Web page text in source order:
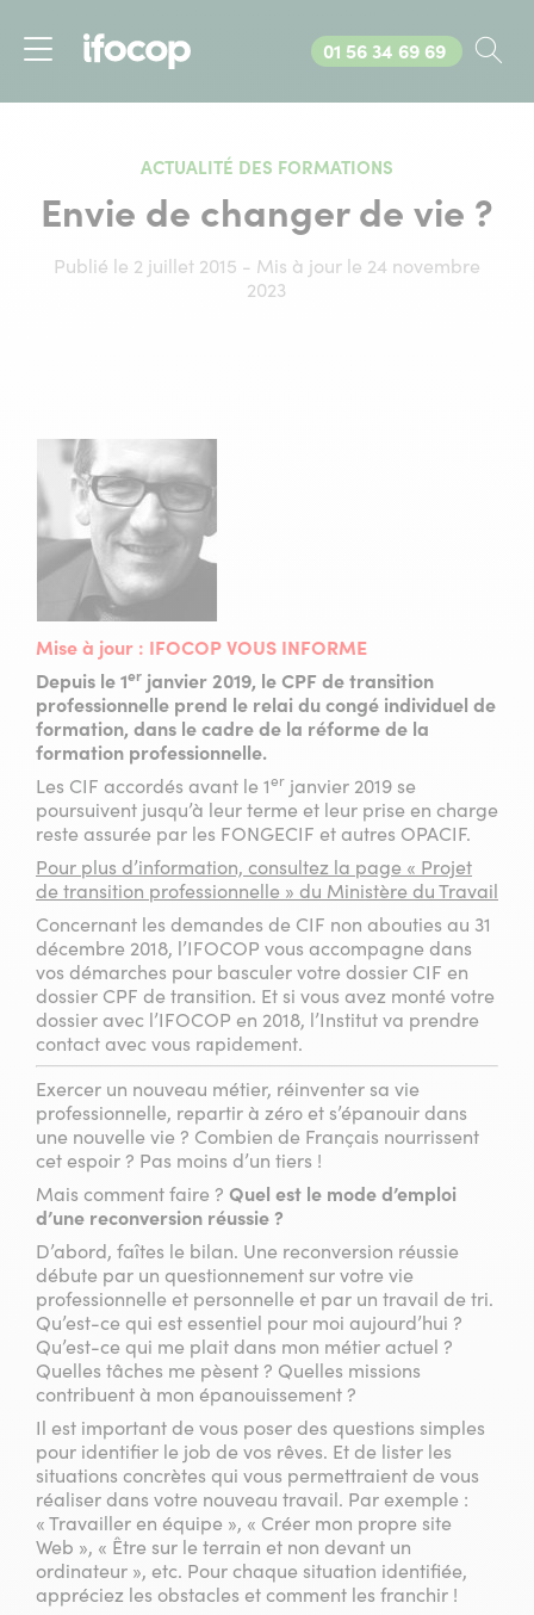
Menu
Appelez-nous au
01 56 34 69 69
ACTUALITÉ DES FORMATIONS
Envie de changer de vie ?
Publié le 2 juillet 2015 - Mis à jour le 24 novembre
2023
Mise à jour : IFOCOP VOUS INFORME
Depuis le 1er janvier 2019, le CPF de transition
professionnelle prend le relai du congé individuel de
formation, dans le cadre de la réforme de la
formation professionnelle.
Les CIF accordés avant le 1er janvier 2019 se
poursuivent jusqu’à leur terme et leur prise en charge
reste assurée par les FONGECIF et autres OPACIF.
Pour plus d’information, consultez la page « Projet
de transition professionnelle » du Ministère du Travail
Concernant les demandes de CIF non abouties au 31
décembre 2018, l’IFOCOP vous accompagne dans
vos démarches pour basculer votre dossier CIF en
dossier CPF de transition. Et si vous avez monté votre
dossier avec l’IFOCOP en 2018, l’Institut va prendre
contact avec vous rapidement.
Exercer un nouveau métier, réinventer sa vie
professionnelle, repartir à zéro et s’épanouir dans
une nouvelle vie ? Combien de Français nourrissent
cet espoir ? Pas moins d’un tiers !
Mais comment faire ? Quel est le mode d’emploi
d’une reconversion réussie ?
D’abord, faîtes le bilan. Une reconversion réussie
débute par un questionnement sur votre vie
professionnelle et personnelle et par un travail de tri.
Qu’est-ce qui est essentiel pour moi aujourd’hui ?
Qu’est-ce qui me plait dans mon métier actuel ?
Quelles tâches me pèsent ? Quelles missions
contribuent à mon épanouissement ?
Il est important de vous poser des questions simples
pour identifier le job de vos rêves. Et de lister les
situations concrètes qui vous permettraient de vous
réaliser dans votre nouveau travail. Par exemple :
« Travailler en équipe », « Créer mon propre site
Web », « Être sur le terrain et non devant un
ordinateur », etc. Pour chaque situation identifiée,
appréciez les obstacles et comment les franchir !